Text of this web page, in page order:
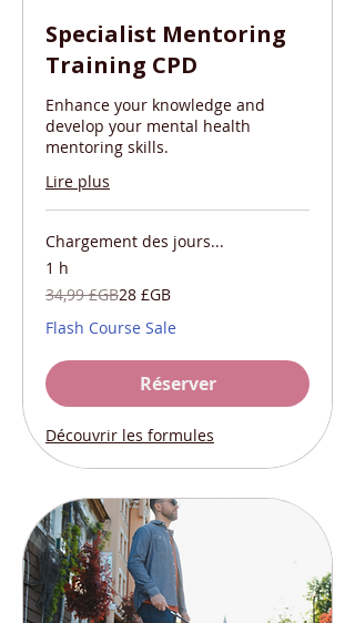
Specialist Mentoring
Training CPD
Enhance your knowledge and
develop your mental health
mentoring skills.
Lire plus
Chargement des jours...
1 h
34,99
livres
34,99 £GB28 £GB
Flash Course Sale
Réserver
Découvrir les formules